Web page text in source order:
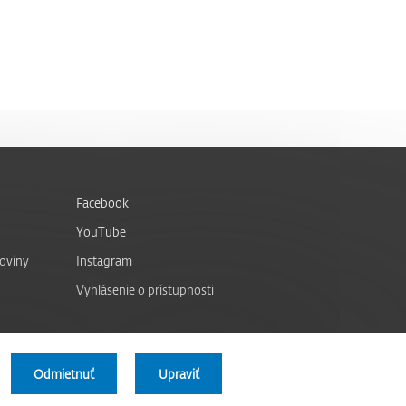
Odmietnuť Upraviť
Facebook
YouTube
Instagram
Vyhlásenie o prístupnosti